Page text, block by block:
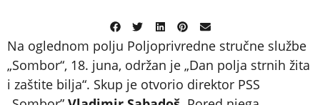
Na oglednom polju Poljoprivredne stručne službe
„Sombor“, 18. juna, održan je „Dan polja strnih žita
i zaštite bilja“. Skup je otvorio direktor PSS